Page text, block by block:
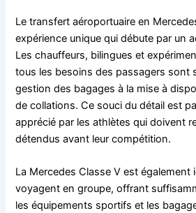
Le transfert aéroportuaire en
expérience unique qui débute par un
Les chauffeurs, bilingues et
tous les besoins des passagers sont
gestion des bagages à la mise à
de collations. Ce souci du détail est
apprécié par les athlètes qui doivent
détendus avant leur compétition.
La Mercedes Classe V est également
voyagent en groupe, offrant
les équipements sportifs et les